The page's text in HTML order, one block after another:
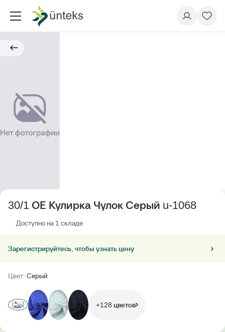
30/1 ОЕ Кулирка Чулок Серый u-1068
Доступно на 1 складе
Зарегистрируйтесь, чтобы узнать цену
Цвет: Серый
+128 цветов